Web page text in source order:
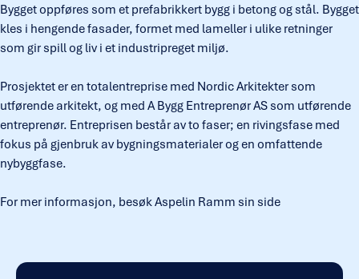
Bygget oppføres som et prefabrikkert bygg i betong og stål. Bygget
kles i hengende fasader, formet med lameller i ulike retninger
som gir spill og liv i et industripreget miljø.
Prosjektet er en totalentreprise med Nordic Arkitekter som
utførende arkitekt, og med A Bygg Entreprenør AS som utførende
entreprenør. Entreprisen består av to faser; en rivingsfase med
fokus på gjenbruk av bygningsmaterialer og en omfattende
nybyggfase.
For mer informasjon, besøkAspelin Ramm sin side